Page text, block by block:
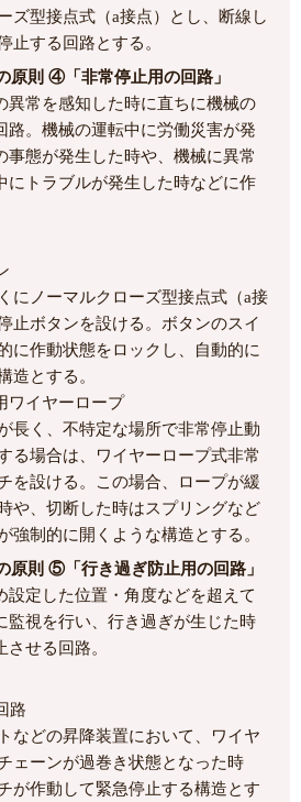
ズ型接点式（a接点）とし、断線し
止する回路とする。
原則 ④「非常停止用の回路」
常を感知した時に直ちに機械の
路。機械の運転中に労働災害が発
事態が発生した時や、機械に異常
にトラブルが発生した時などに作
にノーマルクローズ型接点式（a接
止ボタンを設ける。ボタンのスイ
に作動状態をロックし、自動的に
造とする。
イヤーロープ
長く、不特定な場所で非常停止動
る場合は、ワイヤーロープ式非常
を設ける。この場合、ロープが緩
や、切断した時はスプリングなど
強制的に開くような構造とする。
原則 ⑤「行き過ぎ防止用の回路」
定した位置・角度などを超えて
監視を行い、行き過ぎが生じた時
せる回路。
路
などの昇降装置において、ワイヤ
ェーンが過巻き状態となった時
が作動して緊急停止する構造とす